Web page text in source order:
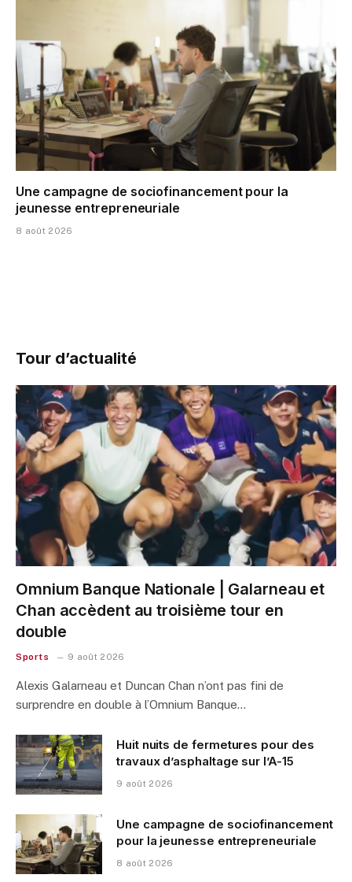
Une campagne de sociofinancement pour la
jeunesse entrepreneuriale
8 août 2026
Tour d’actualité
Omnium Banque Nationale | Galarneau et
Chan accèdent au troisième tour en
double
Sports 9 août 2026
Alexis Galarneau et Duncan Chan n’ont pas fini de
surprendre en double à l’Omnium Banque…
Huit nuits de fermetures pour des
travaux d’asphaltage sur l’A-15
9 août 2026
Une campagne de sociofinancement
pour la jeunesse entrepreneuriale
8 août 2026